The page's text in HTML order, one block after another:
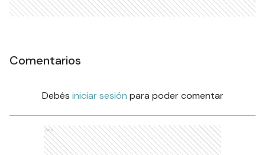
Comentarios
Debés iniciar sesión para poder comentar
Ads